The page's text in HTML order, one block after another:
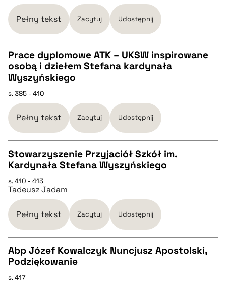
BIBTEX
pobierz cytat
Pełny tekst Zacytuj Udostępnij
CZYSTY TEKST
pobierz cytat
BIBTEX
pobierz cytat
Prace dyplomowe ATK – UKSW inspirowane
osobą i dziełem Stefana kardynała
Wyszyńskiego
s. 385 - 410
Pełny tekst Zacytuj Udostępnij
CZYSTY TEKST
pobierz cytat
BIBTEX
pobierz cytat
Stowarzyszenie Przyjaciół Szkół im.
Kardynała Stefana Wyszyńskiego
s. 410 - 413
Tadeusz Jadam
Pełny tekst Zacytuj Udostępnij
CZYSTY TEKST
Abp Józef Kowalczyk Nuncjusz Apostolski,
Podziękowanie
s. 417